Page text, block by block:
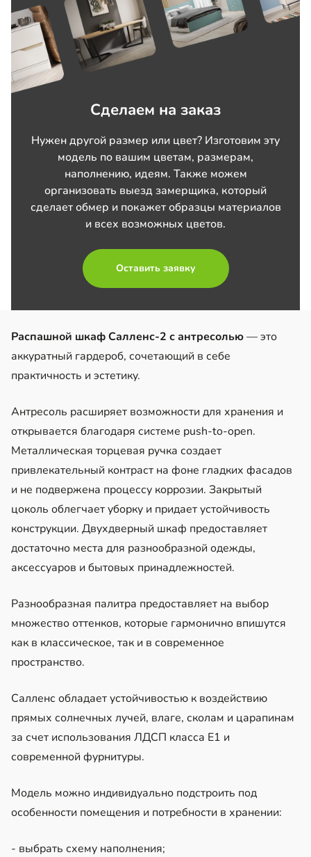
Сделаем на заказ
Нужен другой размер или цвет? Изготовим эту
модель по вашим цветам, размерам,
наполнению, идеям. Также можем
организовать выезд замерщика, который
сделает обмер и покажет образцы материалов
и всех возможных цветов.
Оставить заявку
Распашной шкаф Салленс-2 с антресолью— это
аккуратный гардероб, сочетающий в себе
практичность и эстетику.
Антресоль расширяет возможности для хранения и
открывается благодаря системе push-to-open.
Металлическая торцевая ручка создает
привлекательный контраст на фоне гладких фасадов
и не подвержена процессу коррозии. Закрытый
цоколь облегчает уборку и придает устойчивость
конструкции. Двухдверный шкаф предоставляет
достаточно места для разнообразной одежды,
аксессуаров и бытовых принадлежностей.
Разнообразная палитра предоставляет на выбор
множество оттенков, которые гармонично впишутся
как в классическое, так и в современное
пространство.
Салленс обладает устойчивостью к воздействию
прямых солнечных лучей, влаге, сколам и царапинам
за счет использования ЛДСП класса Е1 и
современной фурнитуры.
Модель можно индивидуально подстроить под
особенности помещения и потребности в хранении:
- выбрать схему наполнения;